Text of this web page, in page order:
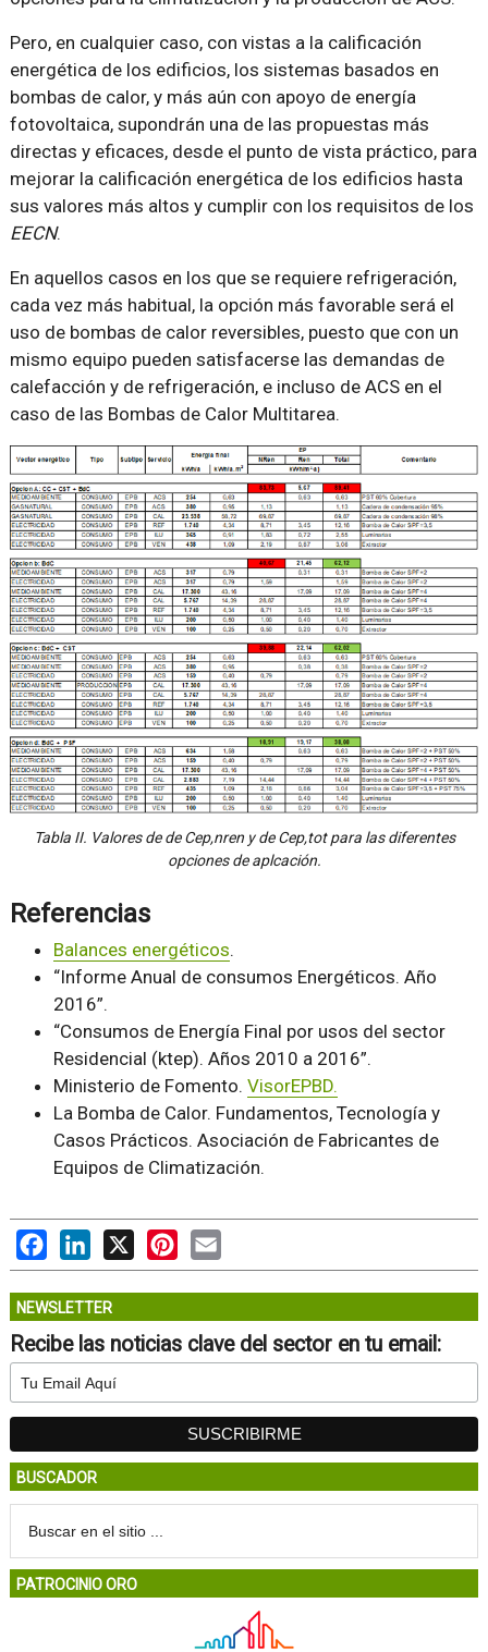
Pero, en cualquier caso, con vistas a la calificación
energética de los edificios, los sistemas basados en
bombas de calor, y más aún con apoyo de energía
fotovoltaica, supondrán una de las propuestas más
directas y eficaces, desde el punto de vista práctico, para
mejorar la calificación energética de los edificios hasta
sus valores más altos y cumplir con los requisitos de los
EECN.
En aquellos casos en los que se requiere refrigeración,
cada vez más habitual, la opción más favorable será el
uso de bombas de calor reversibles, puesto que con un
mismo equipo pueden satisfacerse las demandas de
calefacción y de refrigeración, e incluso de ACS en el
caso de las Bombas de Calor Multitarea.
Tabla II. Valores de de Cep,nren y de Cep,tot para las diferentes
opciones de aplcación.
Referencias
Balances energéticos.
“Informe Anual de consumos Energéticos. Año
2016”.
“Consumos de Energía Final por usos del sector
Residencial (ktep). Años 2010 a 2016”.
Ministerio de Fomento. VisorEPBD.
La Bomba de Calor. Fundamentos, Tecnología y
Casos Prácticos. Asociación de Fabricantes de
Equipos de Climatización.
FacebookLinkedIn
X PinterestEmail
NEWSLETTER
Recibe las noticias clave del sector en tu email:
BUSCADOR
PATROCINIO ORO